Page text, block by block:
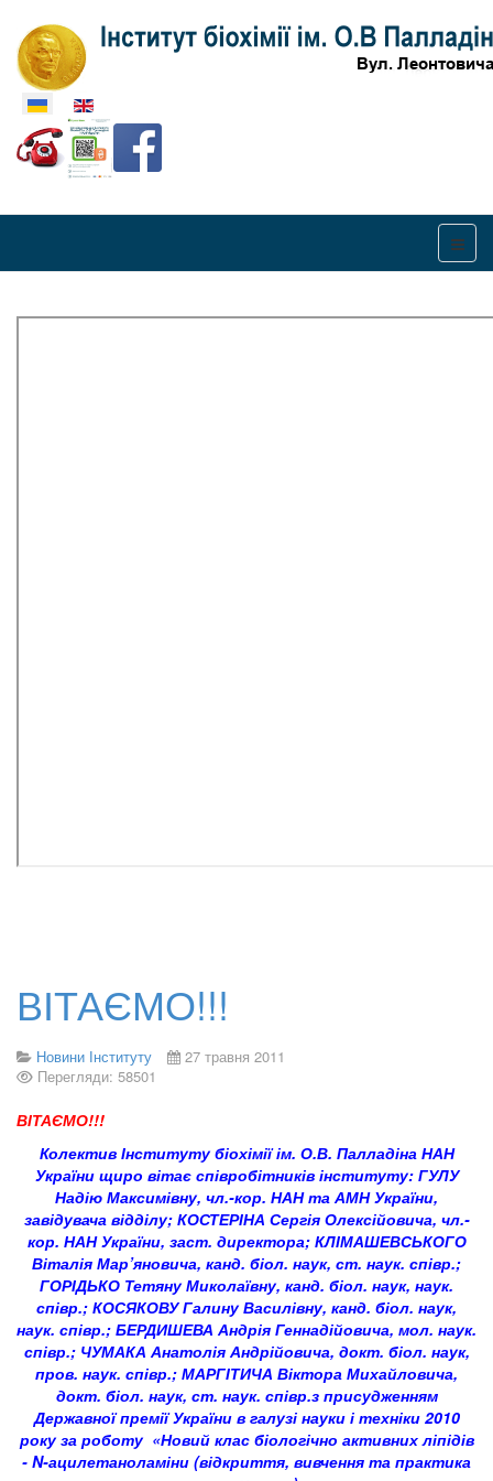
Оберіть свою мову
ВІТАЄМО!!!
Новини Інституту
27 травня 2011
Перегляди: 58501
ВІТАЄМО!!!
Колектив Інституту біохімії ім. О.В. Палладіна НАН
України щиро вітає співробітників інституту: ГУЛУ
Надію Максимівну, чл.-кор. НАН та АМН України,
завідувача відділу; КОСТЕРІНА Сергія Олексійовича, чл.-
кор. НАН України, заст. директора; КЛІМАШЕВСЬКОГО
Віталія Мар’яновича, канд. біол. наук, ст. наук. співр.;
ГОРІДЬКО Тетяну Миколаївну, канд. біол. наук, наук.
співр.; КОСЯКОВУ Галину Василівну, канд. біол. наук,
наук. співр.; БЕРДИШЕВА Андрія Геннадійовича, мол. наук.
співр.; ЧУМАКА Анатолія Андрійовича, докт. біол. наук,
пров. наук. співр.; МАРГІТИЧА Віктора Михайловича,
докт. біол. наук, ст. наук. співр.з присудженням
Державної премії України в галузі науки і техніки 2010
року за роботу «Новий клас біологічно активних ліпідів
- N-ацилетаноламіни (відкриття, вивчення та практика